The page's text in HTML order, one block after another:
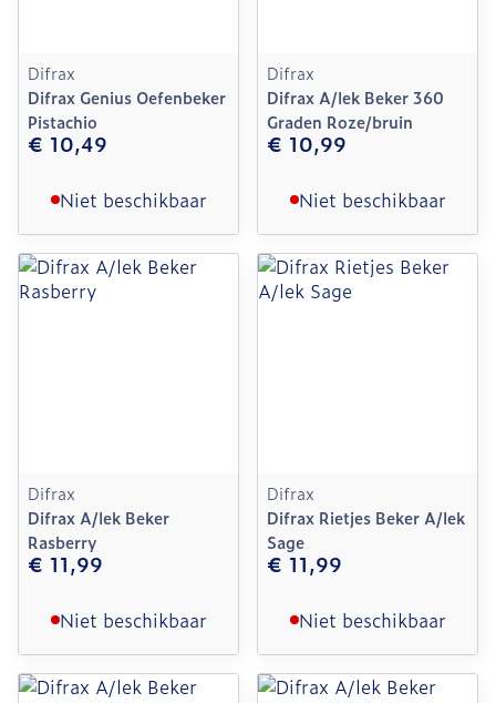
Difrax
Difrax Genius Oefenbeker
Pistachio
€ 10,49
Niet beschikbaar
Difrax
Difrax A/lek Beker 360
Graden Roze/bruin
€ 10,99
Niet beschikbaar
Difrax
Difrax A/lek Beker
Rasberry
€ 11,99
Niet beschikbaar
Difrax
Difrax Rietjes Beker A/lek
Sage
€ 11,99
Niet beschikbaar